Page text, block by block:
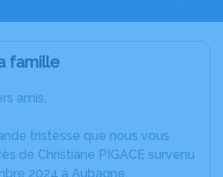
famille
amis,
tristesse que nous vous
de Christiane PIGACE survenu
2024 à Aubagne.